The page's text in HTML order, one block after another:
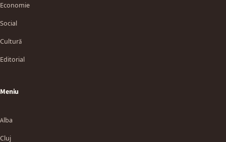
Economie
Social
Cultură
Editorial
Meniu
Alba
Cluj